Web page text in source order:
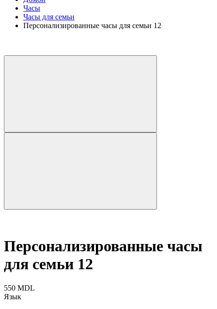
Часы
Часы для семьи
Персонализированные часы для семьи 12
Персонализированные часы
для семьи 12
550 MDL
Язык